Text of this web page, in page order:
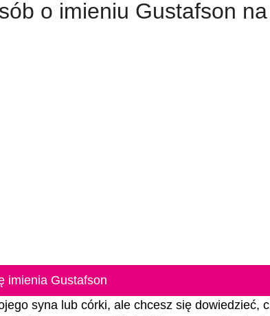
o imieniu Gustafson na
imienia Gustafson
syna lub córki, ale chcesz się dowiedzieć,